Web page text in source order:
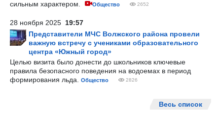
сильным характером.
Общество 2652
28 ноября 2025 19:57
Представители МЧС Волжского района провели
важную встречу с учениками образовательного
центра «Южный город»
Целью визита было донести до школьников ключевые
правила безопасного поведения на водоемах в период
формирования льда.
Общество 2826
Весь список